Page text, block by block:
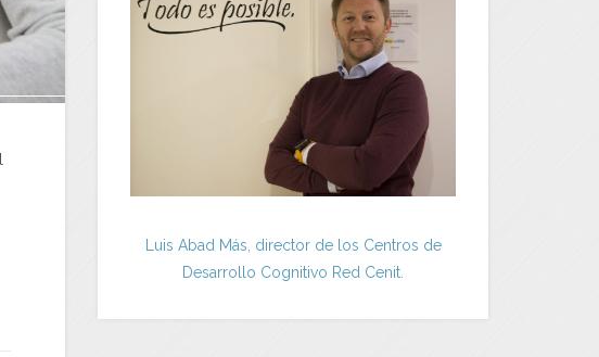
Luis Abad Más, director de los Centros de
Desarrollo Cognitivo Red Cenit.